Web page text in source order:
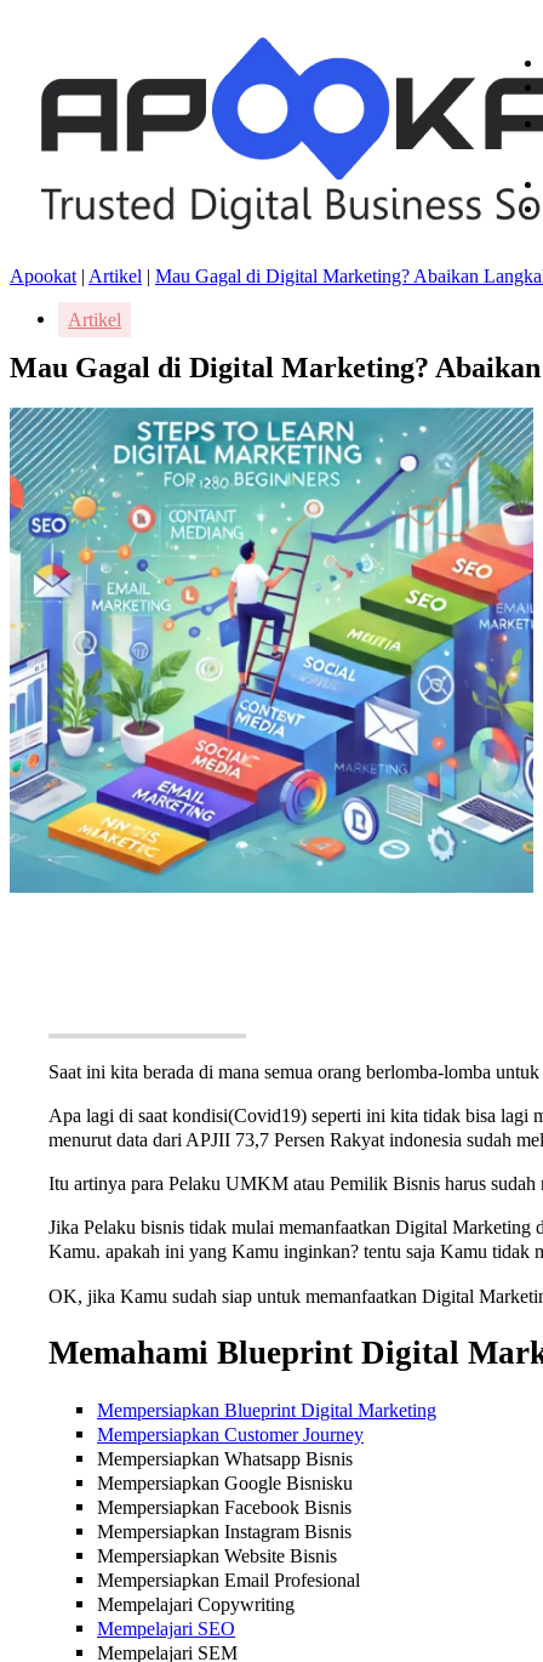
Apookat | Artikel | Mau Gagal di Digital Marketing? Abaikan
Artikel
Mau Gagal di Digital Marketing?
Saat ini kita berada di mana semua orang berlomba-lomba
Apa lagi di saat kondisi(Covid19) seperti ini kita tidak bisa lagi
menurut data dari APJII 73,7 Persen Rakyat indonesia sudah
Itu artinya para Pelaku UMKM atau Pemilik Bisnis harus sudah
Jika Pelaku bisnis tidak mulai memanfaatkan Digital Marketing
Kamu. apakah ini yang Kamu inginkan? tentu saja Kamu tidak
OK, jika Kamu sudah siap untuk memanfaatkan Digital
Memahami Blueprint Digital
Mempersiapkan Blueprint Digital Marketing
Mempersiapkan Customer Journey
Mempersiapkan Whatsapp Bisnis
Mempersiapkan Google Bisnisku
Mempersiapkan Facebook Bisnis
Mempersiapkan Instagram Bisnis
Mempersiapkan Website Bisnis
Mempersiapkan Email Profesional
Mempelajari Copywriting
Mempelajari SEO
Mempelajari SEM